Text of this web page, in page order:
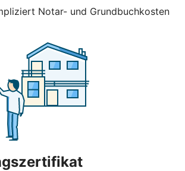
Notar- und Grundbuchkosten